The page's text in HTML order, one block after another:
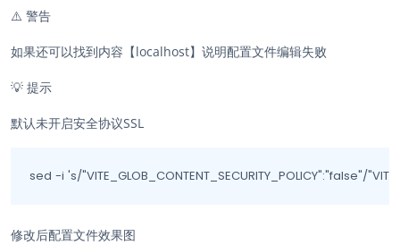
⚠️ 警告
如果还可以找到内容【localhost】说明配置文件编辑失败
💡 提示
默认未开启安全协议SSL
sed -i 's/"VITE_GLOB_CONTENT_SECURITY_POLICY":"false"/
修改后配置文件效果图